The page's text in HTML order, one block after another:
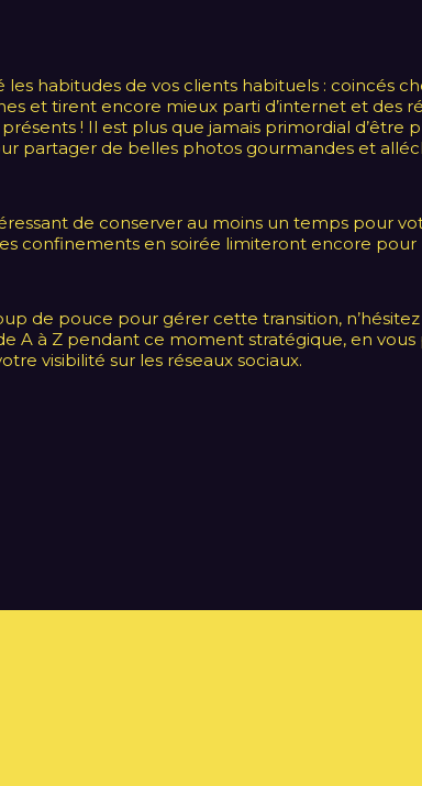
les habitudes de vos clients habituels : coincés
et tirent encore mieux parti d’internet et des
! Il est plus que jamais primordial d’être
partager de belles photos gourmandes et
de conserver au moins un temps pour
confinements en soirée limiteront encore
de pouce pour gérer cette transition,
A à Z pendant ce moment stratégique, en
visibilité sur les réseaux sociaux.